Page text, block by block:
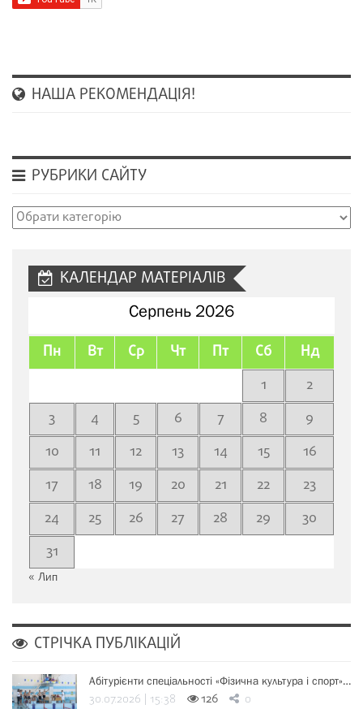
НАША РЕКОМЕНДАЦІЯ!
РУБРИКИ САЙТУ
Рубрики
КАЛЕНДАР МАТЕРІАЛІВ
Серпень 2026
Пн Вт Ср Чт Пт Сб Нд
1
2
3
4 5 6 7 8
9
10
11 12 13 14 15
16
17
18 19 20 21 22
23
24
25 26 27 28 29
30
31
« Лип
СТРІЧКА ПУБЛІКАЦІЙ
Абітурієнти спеціальності «Фізична культура і спорт»…
30.07.2026 | 15:38 126 0